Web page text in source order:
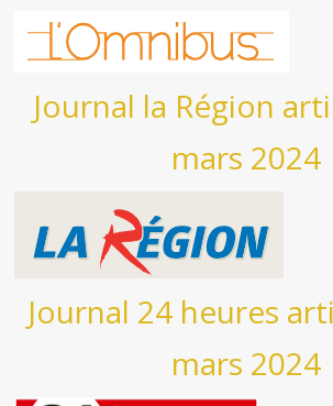
Journal la Région
mars 2024
Journal 24 heures
mars 2024